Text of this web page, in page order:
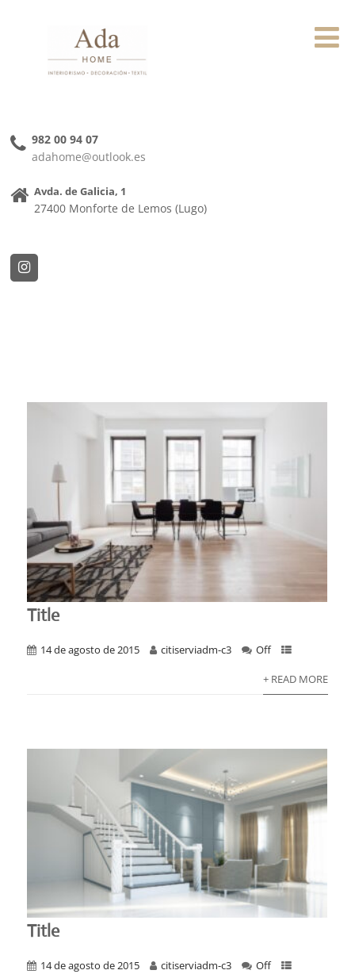
982 00 94 07
adahome@outlook.es
Avda. de Galicia, 1
27400 Monforte de Lemos (Lugo)
Title
14 de agosto de 2015 citiserviadm-c3 Off
+ READ MORE
Title
14 de agosto de 2015 citiserviadm-c3 Off